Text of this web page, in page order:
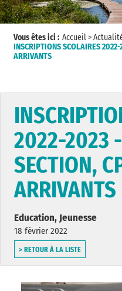
Vous êtes ici : Accueil>
INSCRIPTIONS SCOLAIRES
ARRIVANTS
2022-2023
SECTION,
ARRIVANTS
Education, Jeunesse
18 février 2022
> RETOUR À LA LISTE